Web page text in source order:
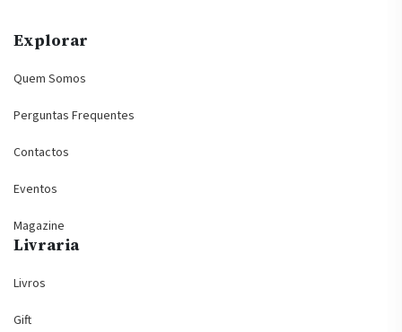
Explorar
Quem Somos
Perguntas Frequentes
Contactos
Eventos
Magazine
Livraria
Livros
Gift